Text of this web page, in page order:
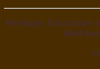
Heritage, Education
Well-